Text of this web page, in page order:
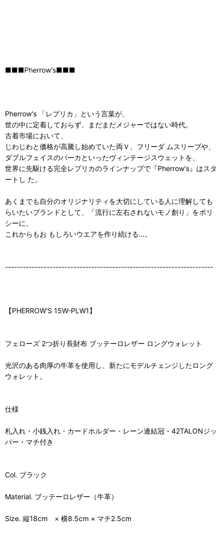
■■■Pherrow's■■■
Pherrow's 「レプリカ」という言葉が、
世の中に定着しておらず、まだまだメジャーではない時代。
古着市場において、
じわじわと価格が高騰し始めていた両Ｖ、フリーダ ムスリーブや、
ダブルフェイスのパーカといったヴィンテージスウェットを、
世界に先駆ける完全レプリカのラインナップで『Pherrow's』はスタ
ートし た。
あくまでも自分のオリジナリティを大切にしている人に理解しても
らいたいブランドとして、「流行に左右されないモノ創り」をポリ
シーに、
これからもお もしろいウエアを作り続ける…。
----------------------------------------------------------------------
【PHERROW'S 15W-PLW1】
フェローズ 2つ折り長財布 ブッテーロレザー ロングウォレット
光沢のある肉厚の牛革を使用し、新たにモデルチェンジしたロング
ウォレット。
仕様
札入れ・小銭入れ・カードホルダー・レーン連結冠・42TALONジッ
パー・マチ付き
Col. ブラック
Material. ブッテーロレザー（牛革）
Size. 縦18cm × 横8.5cm × マチ2.5cm